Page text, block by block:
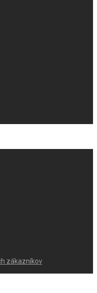
zákazníkov